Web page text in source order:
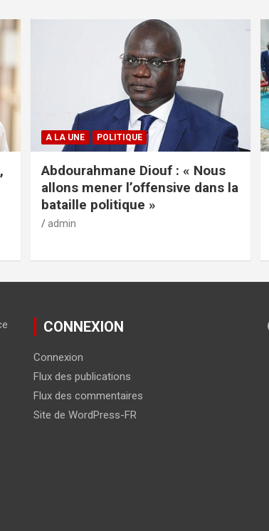
A LA UNE POLITIQUE
Abdourahmane Diouf : « Nous
allons mener l’offensive dans la
bataille politique »
admin
CONNEXION
Connexion
Flux des publications
Flux des commentaires
Site de WordPress-FR